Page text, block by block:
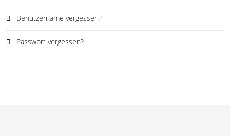
Benutzername vergessen?
Passwort vergessen?